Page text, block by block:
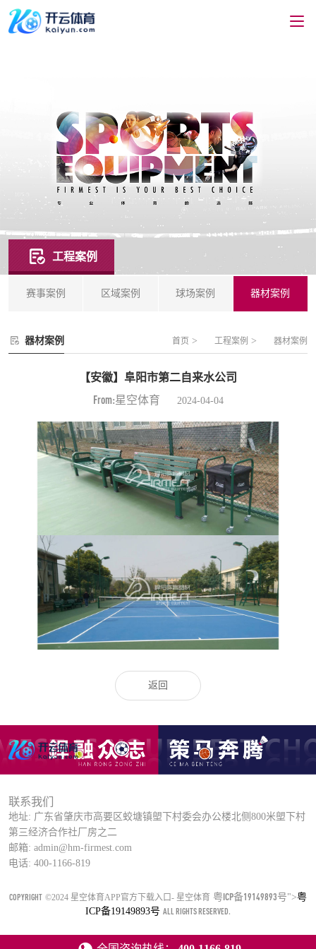
工程案例
赛事案例 区域案例 球场案例 器材案例
器材案例 首页 > 工程案例 > 器材案例
【安徽】阜阳市第二自来水公司
From:星空体育 2024-04-04
返回
联系我们
地址: 广东省肇庆市高要区蛟塘镇塱下村委会办公楼北侧800米塱下村
第三经济合作社厂房之二
邮箱: admin@hm-firmest.com
电话: 400-1166-819
COPYRIGHT ©2024 星空体育APP官方下载入口- 星空体育 粤ICP备19149893号">粤
ICP备19149893号 ALL RIGHTS RESERVED.